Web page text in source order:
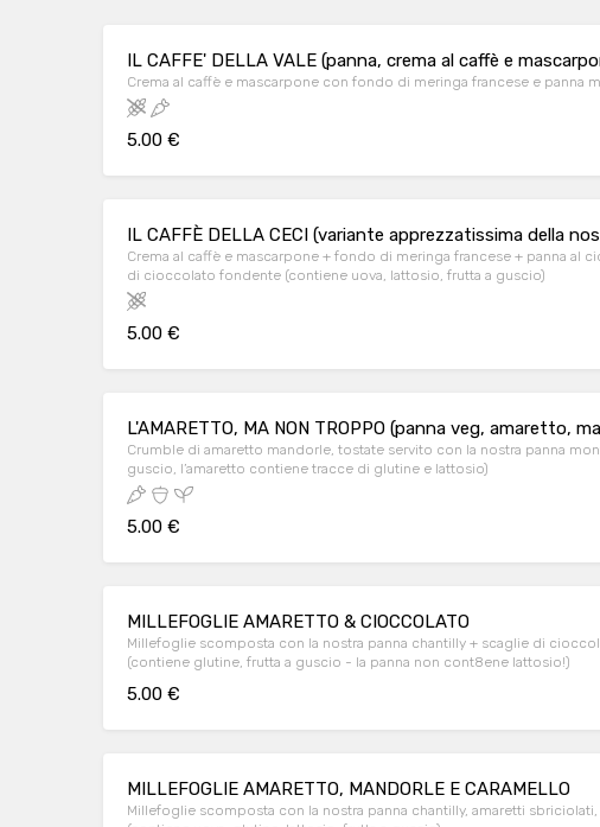
IL CAFFE' DELLA VALE (panna, crema al caffè e
Crema al caffè e mascarpone con fondo di meringa francese e panna
5.00 €
IL CAFFÈ DELLA CECI (variante apprezzatissima della
Crema al caffè e mascarpone + fondo di meringa francese + panna al
di cioccolato fondente (contiene uova, lattosio, frutta a guscio)
5.00 €
L'AMARETTO, MA NON TROPPO (panna veg, amaretto,
Crumble di amaretto mandorle, tostate servito con la nostra panna montata (veg) e caramello -
guscio, l’amaretto contiene tracce di glutine e lattosio)
5.00 €
MILLEFOGLIE AMARETTO & CIOCCOLATO
Millefoglie scomposta con la nostra panna chantilly + scaglie di
(contiene glutine, frutta a guscio - la panna non cont8ene lattosio!)
5.00 €
MILLEFOGLIE AMARETTO, MANDORLE E CARAMELLO
Millefoglie scomposta con la nostra panna chantilly, amaretti